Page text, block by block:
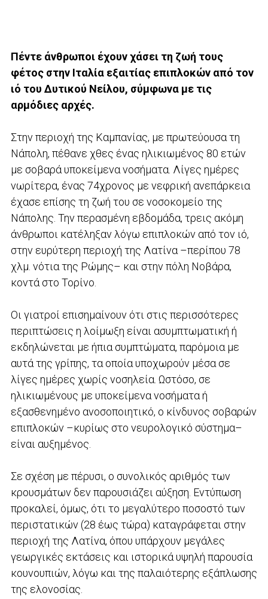
Πέντε άνθρωποι έχουν χάσει τη ζωή τους
φέτος στην Ιταλία εξαιτίας επιπλοκών από τον
ιό του Δυτικού Νείλου, σύμφωνα με τις
αρμόδιες αρχές.
Στην περιοχή της Καμπανίας, με πρωτεύουσα τη
Νάπολη, πέθανε χθες ένας ηλικιωμένος 80 ετών
με σοβαρά υποκείμενα νοσήματα. Λίγες ημέρες
νωρίτερα, ένας 74χρονος με νεφρική ανεπάρκεια
έχασε επίσης τη ζωή του σε νοσοκομείο της
Νάπολης. Την περασμένη εβδομάδα, τρεις ακόμη
άνθρωποι κατέληξαν λόγω επιπλοκών από τον ιό,
στην ευρύτερη περιοχή της Λατίνα –περίπου 78
χλμ. νότια της Ρώμης– και στην πόλη Νοβάρα,
κοντά στο Τορίνο.
Οι γιατροί επισημαίνουν ότι στις περισσότερες
περιπτώσεις η λοίμωξη είναι ασυμπτωματική ή
εκδηλώνεται με ήπια συμπτώματα, παρόμοια με
αυτά της γρίπης, τα οποία υποχωρούν μέσα σε
λίγες ημέρες χωρίς νοσηλεία. Ωστόσο, σε
ηλικιωμένους με υποκείμενα νοσήματα ή
εξασθενημένο ανοσοποιητικό, ο κίνδυνος σοβαρών
επιπλοκών –κυρίως στο νευρολογικό σύστημα–
είναι αυξημένος.
Σε σχέση με πέρυσι, ο συνολικός αριθμός των
κρουσμάτων δεν παρουσιάζει αύξηση. Εντύπωση
προκαλεί, όμως, ότι το μεγαλύτερο ποσοστό των
περιστατικών (28 έως τώρα) καταγράφεται στην
περιοχή της Λατίνα, όπου υπάρχουν μεγάλες
γεωργικές εκτάσεις και ιστορικά υψηλή παρουσία
κουνουπιών, λόγω και της παλαιότερης εξάπλωσης
της ελονοσίας.